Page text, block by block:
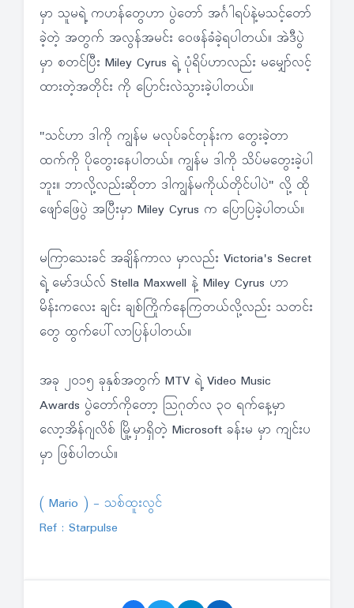
မှာ သူမရဲ့ ကဟန်တွေဟာ ပွဲတော် အင်္ဂါရပ်နဲ့မသင့်တော်
ခဲ့တဲ့ အတွက် အလွန်အမင်း ဝေဖန်ခံခဲ့ရပါတယ်။ အဲဒီပွဲ
မှာ စတင်ပြီး Miley Cyrus ရဲ့ ပုံရိပ်ဟာလည်း မမျှော်လင့်
ထားတဲ့အတိုင်း ကို ပြောင်းလဲသွားခဲ့ပါတယ်။
"သင်ဟာ ဒါကို ကျွန်မ မလုပ်ခင်တုန်းက တွေးခဲ့တာ
ထက်ကို ပိုတွေးနေပါတယ်။ ကျွန်မ ဒါကို သိပ်မတွေးခဲ့ပါ
ဘူး။ ဘာလို့လည်းဆိုတာ ဒါကျွန်မကိုယ်တိုင်ပါပဲ" လို့ ထို
ဖျော်ဖြေပွဲ အပြီးမှာ Miley Cyrus က ပြောပြခဲ့ပါတယ်။
မကြာသေးခင် အချိန်ကာလ မှာလည်း Victoria's Secret
ရဲ့ မော်ဒယ်လ် Stella Maxwell နဲ့ Miley Cyrus ဟာ
မိန်းကလေး ချင်း ချစ်ကြိုက်နေကြတယ်လို့လည်း သတင်း
တွေ ထွက်ပေါ်လာပြန်ပါတယ်။
အခု ၂၀၁၅ ခုနှစ်အတွက် MTV ရဲ့ Video Music
Awards ပွဲတော်ကိုတော့ သြဂုတ်လ ၃၀ ရက်နေ့မှာ
လော့အိန်ဂျလိစ် မြို့မှာရှိတဲ့ Microsoft ခန်းမ မှာ ကျင်းပ
မှာ ဖြစ်ပါတယ်။
( Mario ) - သစ်ထူးလွင်
Ref : Starpulse